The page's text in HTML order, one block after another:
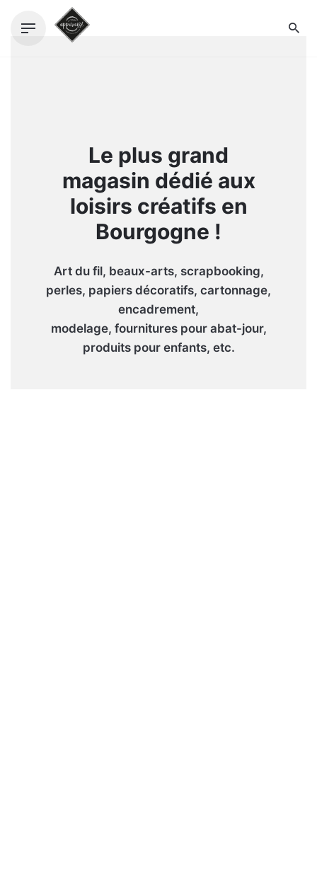
Le plus grand
magasin dédié aux
loisirs créatifs en
Bourgogne !
Art du fil, beaux-arts, scrapbooking,
perles, papiers décoratifs, cartonnage,
encadrement,
modelage, fournitures pour abat-jour,
produits pour enfants, etc.